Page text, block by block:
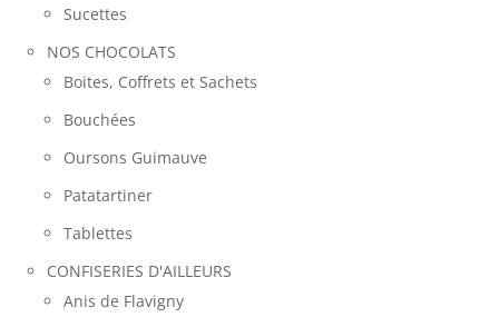
Sucettes
NOS CHOCOLATS
Boites, Coffrets et Sachets
Bouchées
Oursons Guimauve
Patatartiner
Tablettes
CONFISERIES D'AILLEURS
Anis de Flavigny